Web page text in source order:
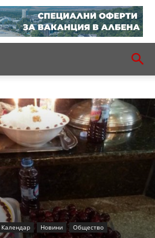
Календар Новини Общество